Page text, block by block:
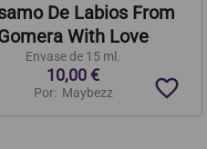
De Labios From
With Love
Envase de 15 ml.
10,00 €
Por: Maybezz favorite_border